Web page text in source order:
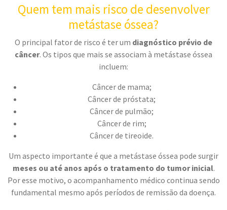
Quem tem mais risco de desenvolver
metástase óssea?
O principal fator de risco é ter um diagnóstico prévio de
câncer. Os tipos que mais se associam à metástase óssea
incluem:
Câncer de mama;
Câncer de próstata;
Câncer de pulmão;
Câncer de rim;
Câncer de tireoide.
Um aspecto importante é que a metástase óssea pode surgir
meses ou até anos após o tratamento do tumor inicial.
Por esse motivo, o acompanhamento médico continua sendo
fundamental mesmo após períodos de remissão da doença.